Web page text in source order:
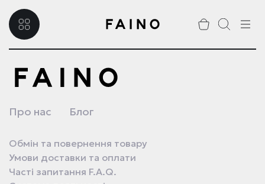
Про нас Блог
Обмін та повернення товару
Умови доставки та оплати
Часті запитання F.A.Q.